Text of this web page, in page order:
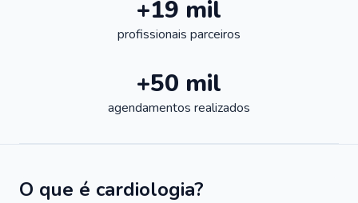
+19 mil
profissionais parceiros
+50 mil
agendamentos realizados
O que é cardiologia?